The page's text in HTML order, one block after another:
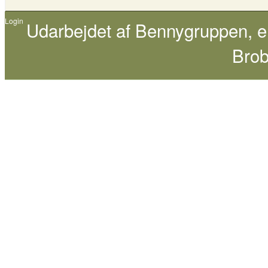
Login Udarbejdet af Bennygruppen,